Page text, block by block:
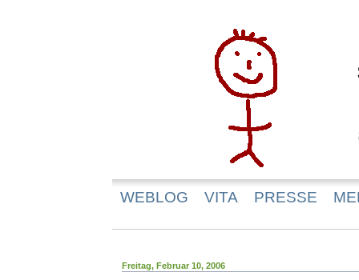
WEBLOG VITA PRESSE
Freitag, Februar 10, 2006